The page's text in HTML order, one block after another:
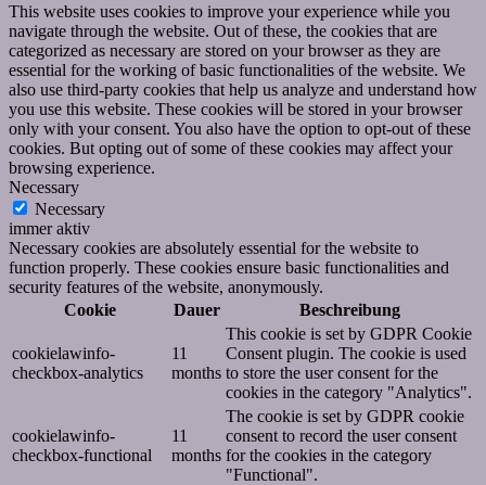
This website uses cookies to improve your experience while you
navigate through the website. Out of these, the cookies that are
categorized as necessary are stored on your browser as they are
essential for the working of basic functionalities of the website. We
also use third-party cookies that help us analyze and understand how
you use this website. These cookies will be stored in your browser
only with your consent. You also have the option to opt-out of these
cookies. But opting out of some of these cookies may affect your
browsing experience.
Necessary
Necessary
immer aktiv
Necessary cookies are absolutely essential for the website to
function properly. These cookies ensure basic functionalities and
security features of the website, anonymously.
Cookie
Dauer Beschreibung
cookielawinfo-
checkbox-analytics
11
months
This cookie is set by GDPR Cookie
Consent plugin. The cookie is used
to store the user consent for the
cookies in the category "Analytics".
cookielawinfo-
checkbox-functional
11
months
The cookie is set by GDPR cookie
consent to record the user consent
for the cookies in the category
"Functional".